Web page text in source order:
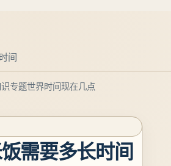
间
专题世界时间现在几点
需要多长时间